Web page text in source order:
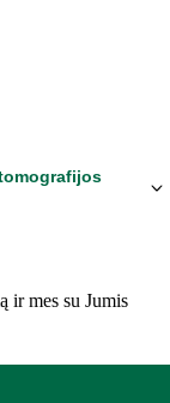
ir mes su Jumis